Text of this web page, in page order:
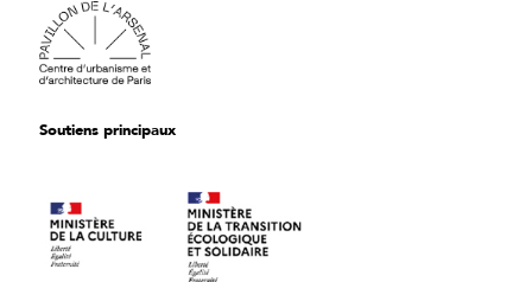
Soutiens principaux